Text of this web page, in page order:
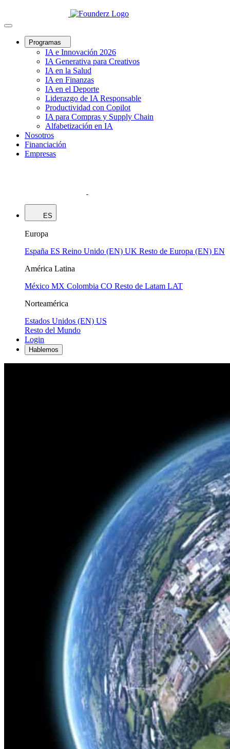
Programas
IA e Innovación 2026
IA Generativa para Creativos
IA en la Salud
IA en Finanzas
IA en el Deporte
Liderazgo de IA Responsable
Productividad con Copilot
IA para Compras y Supply Chain
Alfabetización en IA
Nosotros
Financiación
Empresas
ES
Europa
España ES Reino Unido (EN) UK Resto de Europa (EN) EN
América Latina
México MX Colombia CO Resto de Latam LAT
Norteamérica
Estados Unidos (EN) US
Resto del Mundo
Login
Hablemos